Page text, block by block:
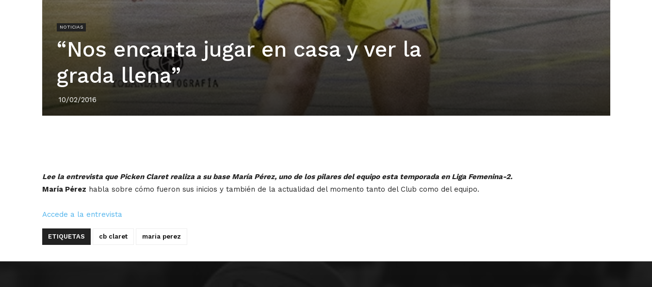
NOTICIAS
“Nos encanta jugar en casa y ver la
grada llena”
10/02/2016
Lee la entrevista que Picken Claret realiza a su base María Pérez, uno de los pilares del equipo esta temporada en Liga Femenina-2.
María Pérez habla sobre cómo fueron sus inicios y también de la actualidad del momento tanto del Club como del equipo.
Accede a la entrevista
ETIQUETAS cb claret maria perez